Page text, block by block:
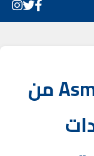
كواليس مؤتمر Asmia من